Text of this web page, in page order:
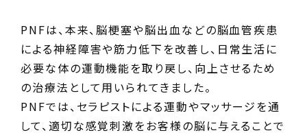
PNFは、本来、脳梗塞や脳出血などの脳血管疾患
による神経障害や筋力低下を改善し、日常生活に
必要な体の運動機能を取り戻し、向上させるため
の治療法として用いられてきました。
PNFでは、セラピストによる運動やマッサージを通
して、適切な感覚刺激をお客様の脳に与えることで